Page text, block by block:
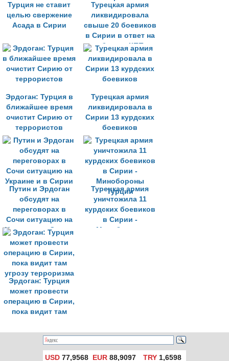
Турция не ставит
целью свержение
Асада в Сирии
Турецкая армия
ликвидировала
свыше 20 боевиков
в Сирии в ответ на
обстрел КПП
Эрдоган: Турция в
ближайшее время
очистит Сирию от
террористов
Турецкая армия
ликвидировала в
Сирии 13 курдских
боевиков
Путин и Эрдоган
обсудят на
переговорах в
Сочи ситуацию на
Украине и в Сирии
Турецкая армия
уничтожила 11
курдских боевиков
в Сирии -
Минобороны
Эрдоган: Турция
может провести
операцию в Сирии,
пока видит там
USD 77,9568 EUR 88,9097 TRY1,6598